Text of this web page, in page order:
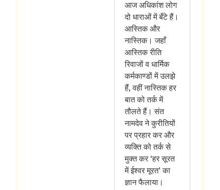
आज अधिकांश लोग
दो धाराओं में बँटे हैं।
आस्तिक और
नास्तिक। जहाँ
आस्तिक रीति
रिवाजों व धार्मिक
कर्मकाण्डों में उलझे
हैं, वहीं नास्तिक हर
बात को तर्क में
तौलते हैं। संत
नामदेव ने कुरीतियों
पर प्रहार कर और
व्यक्ति को तर्क से
मुक्त कर ‘हर सूरत
में ईश्वर मूरत’ का
ज्ञान फैलाया।